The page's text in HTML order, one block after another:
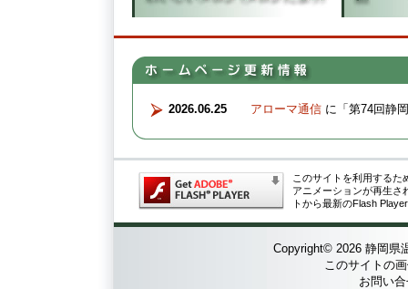
2026.06.25 アローマ通信 に「第74回静
このサイトを利用するた
アニメーションが再生さ
トから最新のFlash
Copyright© 2026 静岡県
このサイトの
お問い